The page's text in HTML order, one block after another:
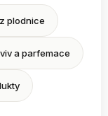
plodnice
a parfemace